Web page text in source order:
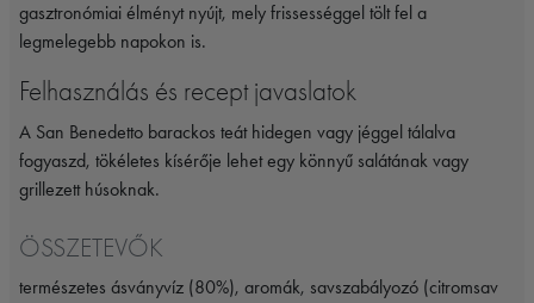
gasztronómiai élményt nyújt, mely frissességgel tölt fel a
legmelegebb napokon is.
Felhasználás és recept javaslatok
A San Benedetto barackos teát hidegen vagy jéggel tálalva
fogyaszd, tökéletes kísérője lehet egy könnyű salátának vagy
grillezett húsoknak.
ÖSSZETEVŐK
természetes ásványvíz (80%), aromák, savszabályozó (citromsav